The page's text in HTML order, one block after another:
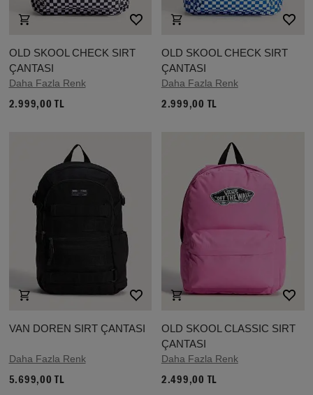
OLD SKOOL CHECK SIRT
ÇANTASI
Daha Fazla Renk
2.999,00 TL
OLD SKOOL CHECK SIRT
ÇANTASI
Daha Fazla Renk
2.999,00 TL
VAN DOREN SIRT ÇANTASI
Daha Fazla Renk
5.699,00 TL
OLD SKOOL CLASSIC SIRT
ÇANTASI
Daha Fazla Renk
2.499,00 TL